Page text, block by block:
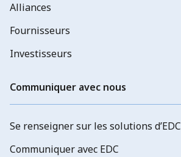
Alliances
Fournisseurs
Investisseurs
Communiquer avec nous
Se renseigner sur les solutions d’EDC
Communiquer avec EDC